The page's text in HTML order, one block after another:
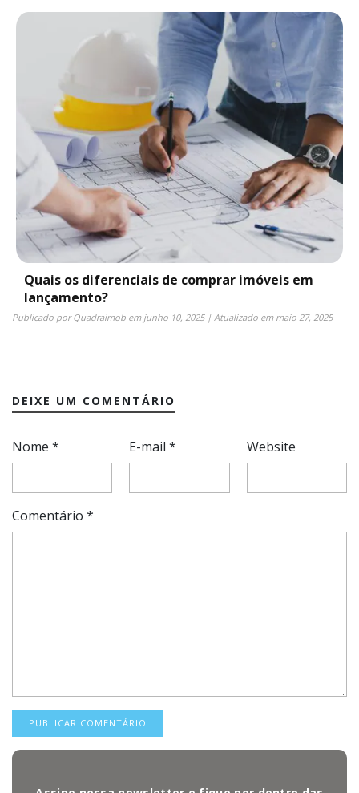
Quais os diferenciais de comprar imóveis em
lançamento?
Publicado porQuadraimob em junho 10, 2025| Atualizado em maio 27, 2025
DEIXE UM COMENTÁRIO
Nome * E-mail* Website
Comentário *